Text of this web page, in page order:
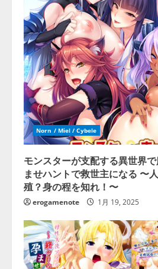
Norn / Miel / Cybele
モンスターが支配する異世界
ませハントで救世主になる 〜
殖？身の程を知れ！〜
erogamenote 1月 19, 2025